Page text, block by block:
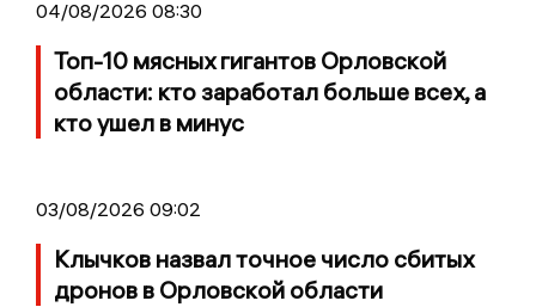
04/08/2026 08:30
Топ-10 мясных гигантов Орловской
области: кто заработал больше всех, а
кто ушел в минус
03/08/2026 09:02
Клычков назвал точное число сбитых
дронов в Орловской области